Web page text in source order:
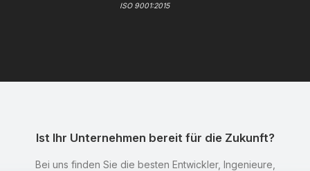
ISO 9001:2015
Ist Ihr Unternehmen bereit für die Zukunft?
Bei uns finden Sie die besten Entwickler, Ingenieure,